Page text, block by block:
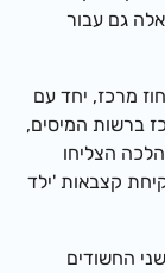
גם עבור
מרכז, יחד עם
ברשות המיסים,
הצליחו
קצבאות 'ילד
החשודים